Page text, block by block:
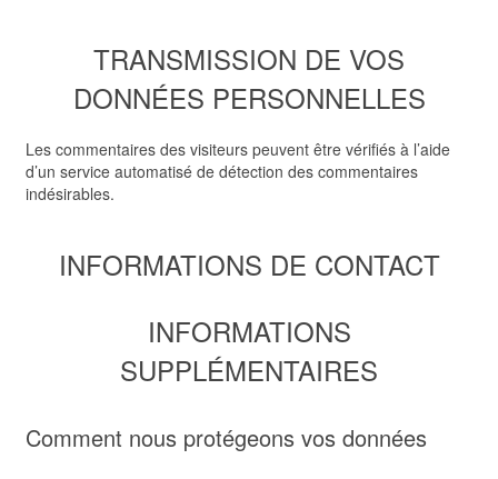
TRANSMISSION DE VOS
DONNÉES PERSONNELLES
Les commentaires des visiteurs peuvent être vérifiés à l’aide
d’un service automatisé de détection des commentaires
indésirables.
INFORMATIONS DE CONTACT
INFORMATIONS
SUPPLÉMENTAIRES
Comment nous protégeons vos données